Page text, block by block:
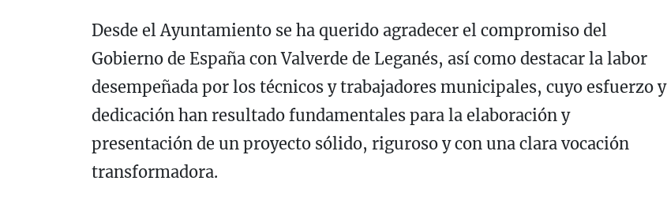
Desde el Ayuntamiento se ha querido agradecer el compromiso del
Gobierno de España con Valverde de Leganés, así como destacar la labor
desempeñada por los técnicos y trabajadores municipales, cuyo esfuerzo y
dedicación han resultado fundamentales para la elaboración y
presentación de un proyecto sólido, riguroso y con una clara vocación
transformadora.